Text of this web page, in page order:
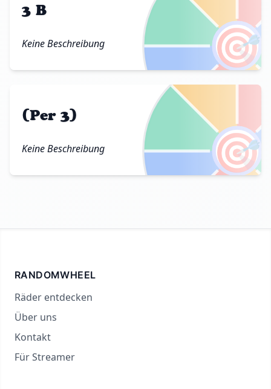
🎯
3 B
Keine Beschreibung
🎯
(Per 3)
Keine Beschreibung
RANDOMWHEEL
Räder entdecken
Über uns
Kontakt
Für Streamer